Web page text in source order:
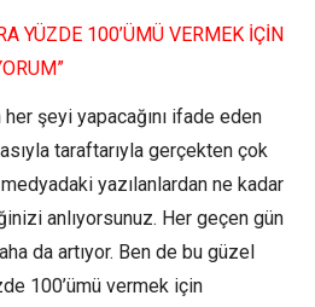
YÜZDE 100’ÜMÜ VERMEK İÇİN
şeyi yapacağını ifade eden
taraftarıyla gerçekten çok
yazılanlardan ne kadar
anlıyorsunuz. Her geçen gün
da artıyor. Ben de bu güzel
100’ümü vermek için